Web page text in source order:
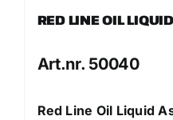
RED LINE OIL
Art.nr. 50040
Red Line Oil Liquid